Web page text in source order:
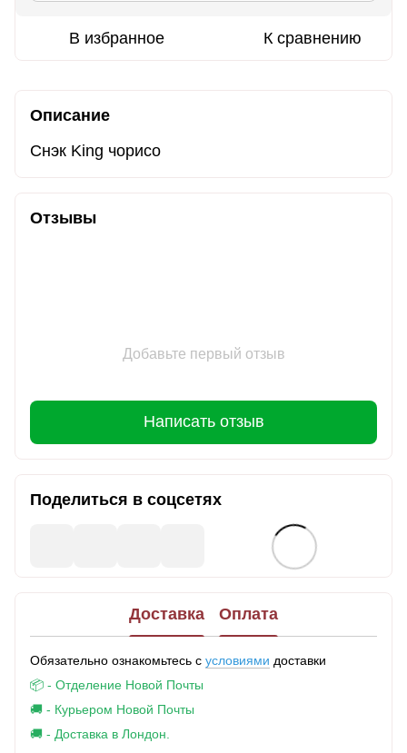
В избранное К сравнению
Описание
Снэк King чорисо
Отзывы
Добавьте первый отзыв
Написать отзыв
Поделиться в соцсетях
Доставка Оплата
Обязательно ознакомьтесь с условиями доставки
📦 - Отделение Новой Почты
🚚 - Курьером Новой Почты
🚚 - Доставка в Лондон.